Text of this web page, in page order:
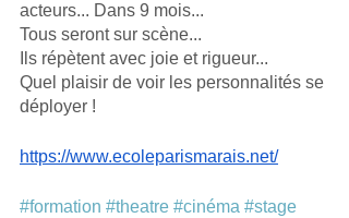
acteurs... Dans 9 mois...
Tous seront sur scène...
Ils répètent avec joie et rigueur...
Quel plaisir de voir les personnalités se
déployer !
https://www.ecoleparismarais.net/
#formation #theatre #cinéma #stage